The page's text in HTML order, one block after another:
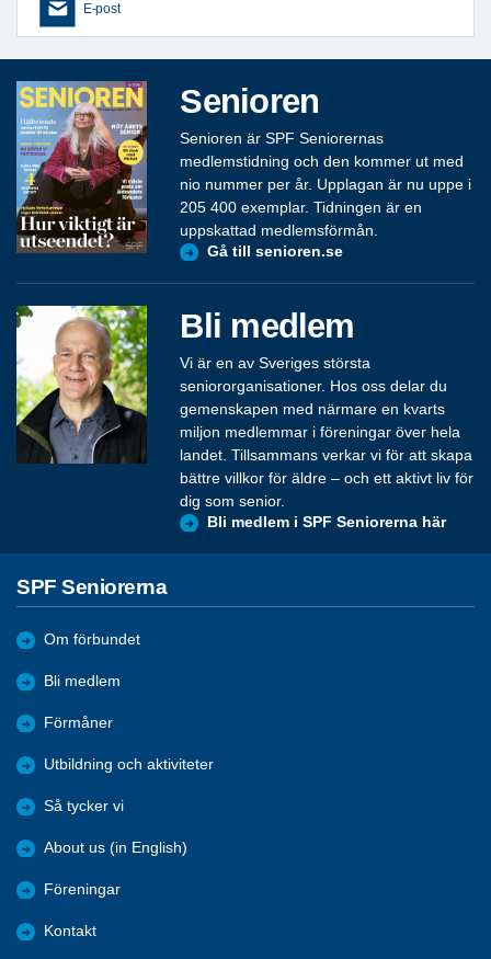
E-post
Senioren
Senioren är SPF Seniorernas
medlemstidning och den kommer ut med
nio nummer per år. Upplagan är nu uppe i
205 400 exemplar. Tidningen är en
uppskattad medlemsförmån.
Gå till senioren.se
Bli medlem
Vi är en av Sveriges största
seniororganisationer. Hos oss delar du
gemenskapen med närmare en kvarts
miljon medlemmar i föreningar över hela
landet. Tillsammans verkar vi för att skapa
bättre villkor för äldre – och ett aktivt liv för
dig som senior.
Bli medlem i SPF Seniorerna här
SPF Seniorerna
Om förbundet
Bli medlem
Förmåner
Utbildning och aktiviteter
Så tycker vi
About us (in English)
Föreningar
Kontakt